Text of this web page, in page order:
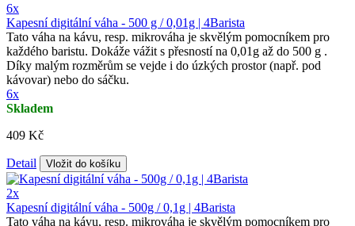
6x
Kapesní digitální váha - 500 g / 0,01g | 4Barista
Tato váha na kávu, resp. mikrováha je skvělým pomocníkem pro
každého baristu. Dokáže vážit s přesností na 0,01g až do 500 g .
Díky malým rozměrům se vejde i do úzkých prostor (např. pod
kávovar) nebo do sáčku.
6x
Skladem
409 Kč
Detail Vložit do košíku
2x
Kapesní digitální váha - 500g / 0,1g | 4Barista
Tato váha na kávu, resp. mikrováha je skvělým pomocníkem pro